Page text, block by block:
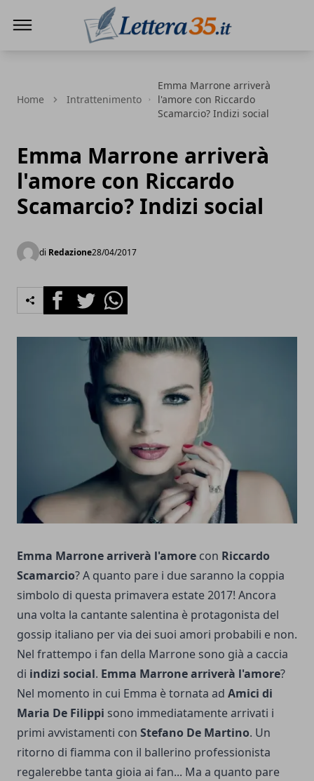
Home Intrattenimento
Emma Marrone arriverà
l'amore con Riccardo
Scamarcio? Indizi social
Emma Marrone arriverà
l'amore con Riccardo
Scamarcio? Indizi social
di Redazione28/04/2017
FacebookTwitterWhatsapp
Emma Marronearriverà l'amore con Riccardo
Scamarcio? A quanto pare i due saranno la coppia
simbolo di questa primavera estate 2017! Ancora
una volta la cantante salentina è protagonista del
gossip italiano per via dei suoi amori probabili e non.
Nel frattempo i fan della Marrone sono già a caccia
di indizi social. Emma Marronearriverà l'amore?
Nel momento in cui Emma è tornata ad Amici di
Maria De Filippi sono immediatamente arrivati i
primi avvistamenti con Stefano De Martino. Un
ritorno di fiamma con il ballerino professionista
regalerebbe tanta gioia ai fan... Ma a quanto pare